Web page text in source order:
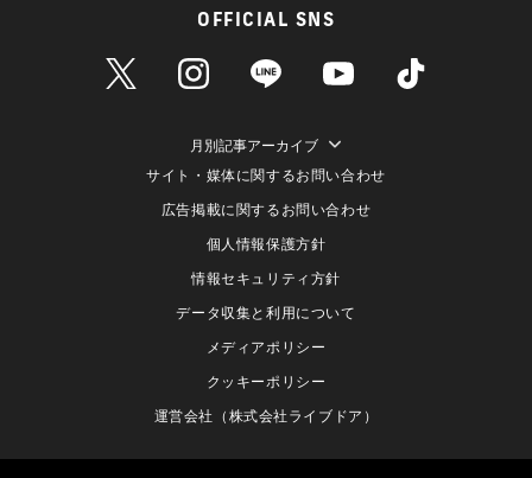
OFFICIAL SNS
月別記事アーカイブ
サイト・媒体に関するお問い合わせ
広告掲載に関するお問い合わせ
個人情報保護方針
情報セキュリティ方針
データ収集と利用について
メディアポリシー
クッキーポリシー
運営会社（株式会社ライブドア）